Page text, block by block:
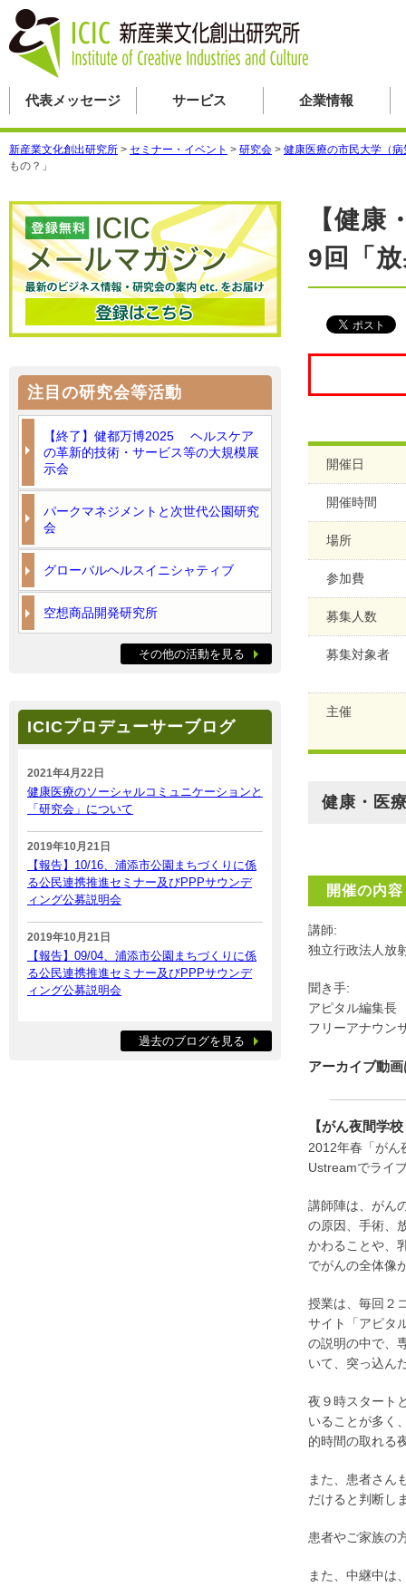
代表メッセージ サービス 企業情報
新産業文化創出研究所 > セミナー・イベント > 研究会 > 健康医療の市民大学（
もの？」
【健
9回「
開催日
開催時間
場所
参加費
募集人数
募集対象者
主催
健康・医
開催の内容
講師:
独立行政法人放
聞き手:
アピタル編
フリーアナウ
アーカイブ動
【がん夜間学
2012年春「がん
Ustreamでライ
講師陣は、がん
の原因、手術、
かわることや、
でがんの全体像
授業は、毎回２
サイト「アピタ
の説明の中で、
いて、突っ込ん
夜９時スタート
いることが多く
的時間の取れる
また、患者さん
だけると判断し
患者やご家族の
また、中継中は
注目の研究会等活動
【終了】健都万博2025 ヘルスケア
の革新的技術・サービス等の大規模展
示会
パークマネジメントと次世代公園研究
会
グローバルヘルスイニシャティブ
空想商品開発研究所
その他の活動を見る
ICICプロデューサーブログ
2021年4月22日
健康医療のソーシャルコミュニケーションと
「研究会」について
2019年10月21日
【報告】10/16、浦添市公園まちづくりに係
る公民連携推進セミナー及びPPPサウンデ
ィング公募説明会
2019年10月21日
【報告】09/04、浦添市公園まちづくりに係
る公民連携推進セミナー及びPPPサウンデ
ィング公募説明会
過去のブログを見る